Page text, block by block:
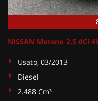
NISSAN Murano 2.5 dCi
Usato, 03/2013
Diesel
2.488 Cm³